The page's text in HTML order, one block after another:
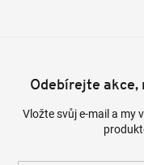
Odebírejte akce,
Vložte svůj e-mail a my